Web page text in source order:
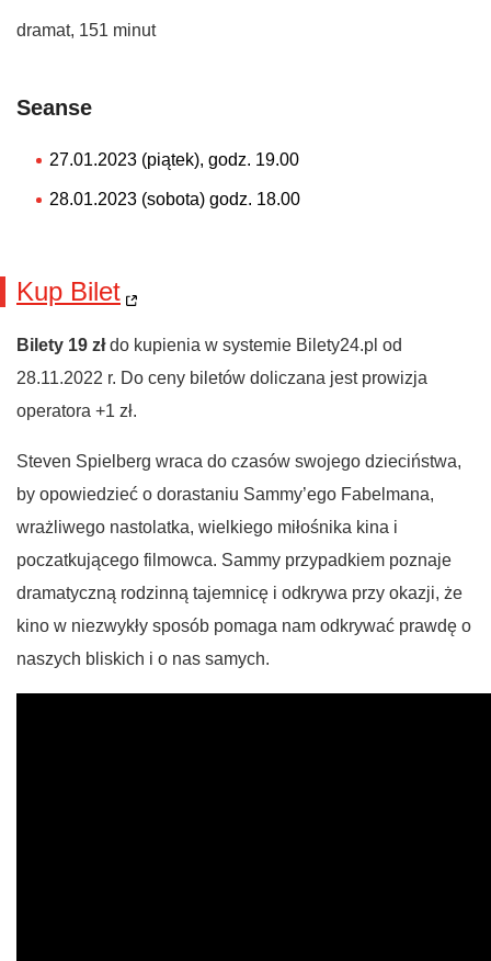
dramat, 151 minut
Seanse
27.01.2023 (piątek), godz. 19.00
28.01.2023 (sobota) godz. 18.00
Kup Bilet
Bilety 19 złdo kupienia w systemie Bilety24.pl od
28.11.2022 r. Do ceny biletów doliczana jest prowizja
operatora +1 zł.
Steven Spielberg wraca do czasów swojego dzieciństwa,
by opowiedzieć o dorastaniu Sammy’ego Fabelmana,
wrażliwego nastolatka, wielkiego miłośnika kina i
poczatkującego filmowca. Sammy przypadkiem poznaje
dramatyczną rodzinną tajemnicę i odkrywa przy okazji, że
kino w niezwykły sposób pomaga nam odkrywać prawdę o
naszych bliskich i o nas samych.